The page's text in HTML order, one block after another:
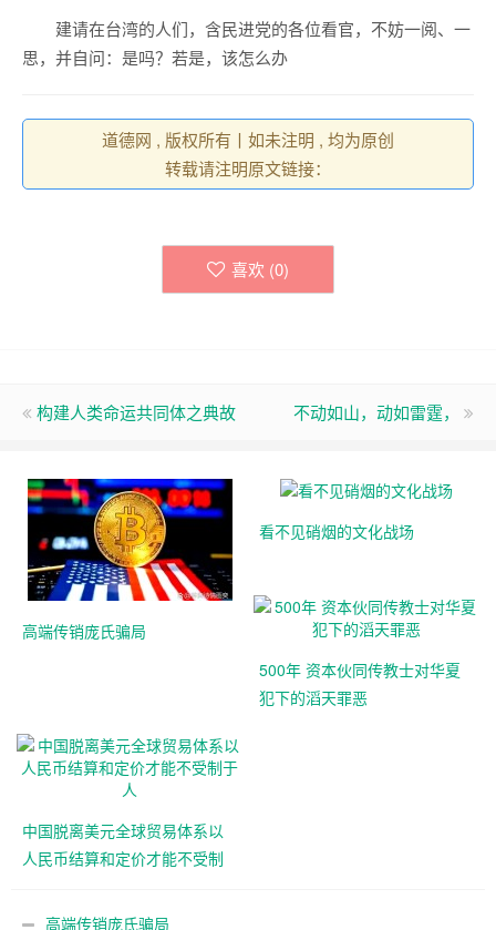
建请在台湾的人们，含民进党的各位看官，不妨一阅、一
思，并自问：是吗？若是，该怎么办
道德网 , 版权所有丨如未注明 , 均为原创
转载请注明原文链接：
喜欢 (0)
构建人类命运共同体之典故 不动如山，动如雷霆，
高端传销庞氏骗局
看不见硝烟的文化战场
500年 资本伙同传教士对华夏
犯下的滔天罪恶
中国脱离美元全球贸易体系以
人民币结算和定价才能不受制
高端传销庞氏骗局